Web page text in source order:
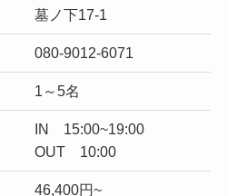
墓ノ下17-1
080-9012-6071
1～5名
IN 15:00~19:00
OUT 10:00
46,400円~